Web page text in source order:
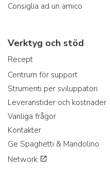
Consiglia ad un amico
Verktyg och stöd
Recept
Centrum för support
Strumenti per sviluppatori
Leveranstider och kostnader
Vanliga frågor
Kontakter
Ge Spaghetti & Mandolino
Network